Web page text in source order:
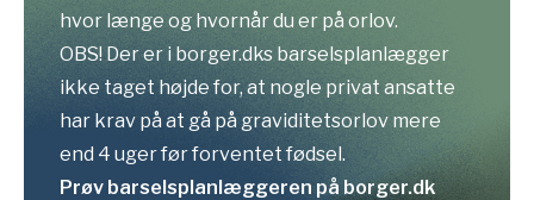
hvor længe og hvornår du er på orlov.
OBS! Der er i borger.dks barselsplanlægger
ikke taget højde for, at nogle privat ansatte
har krav på at gå på graviditetsorlov mere
end 4 uger før forventet fødsel.
Prøv barselsplanlæggeren på borger.dk